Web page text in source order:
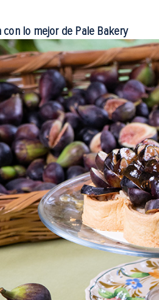
lo mejor de Pale Bakery